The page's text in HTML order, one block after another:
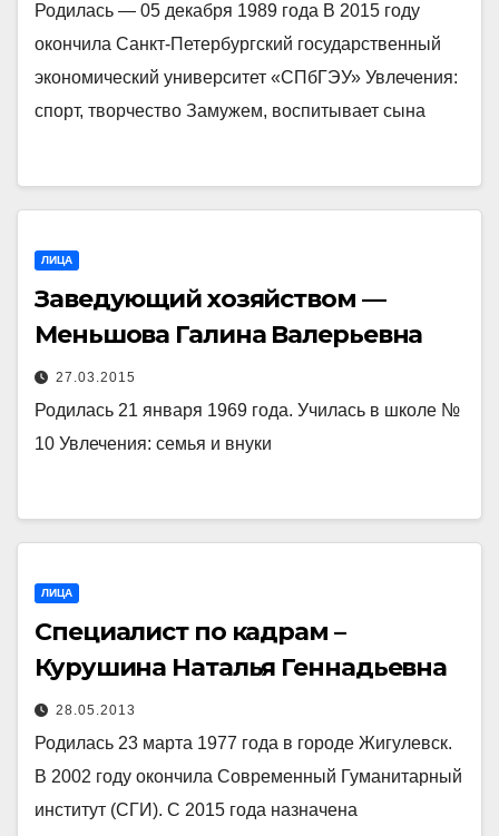
Родилась — 05 декабря 1989 года В 2015 году
окончила Санкт-Петербургский государственный
экономический университет «СПбГЭУ» Увлечения:
спорт, творчество Замужем, воспитывает сына
ЛИЦА
Заведующий хозяйством —
Меньшова Галина Валерьевна
27.03.2015
Родилась 21 января 1969 года. Училась в школе №
10 Увлечения: семья и внуки
ЛИЦА
Специалист по кадрам –
Курушина Наталья Геннадьевна
28.05.2013
Родилась 23 марта 1977 года в городе Жигулевск.
В 2002 году окончила Современный Гуманитарный
институт (СГИ). С 2015 года назначена